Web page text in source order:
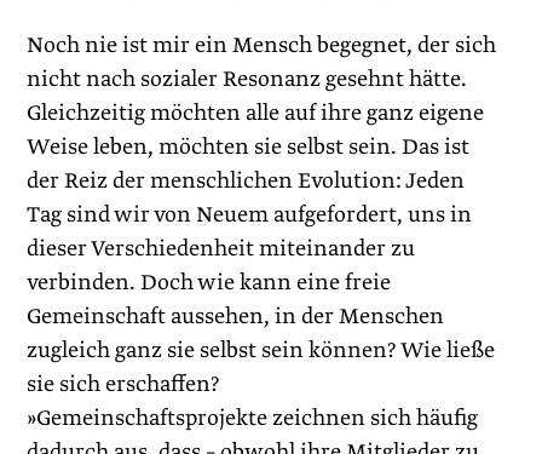
Noch nie ist mir ein Mensch begegnet, der sich
nicht nach sozialer Resonanz gesehnt hätte.
Gleichzeitig möchten alle auf ihre ganz eigene
Weise leben, möchten sie selbst sein. Das ist
der Reiz der menschlichen Evolution: Jeden
Tag sind wir von Neuem aufgefordert, uns in
dieser Verschiedenheit miteinander zu
verbinden. Doch wie kann eine freie
Gemeinschaft aussehen, in der Menschen
zugleich ganz sie selbst sein können? Wie ließe
sie sich erschaffen?
»Gemeinschaftsprojekte zeichnen sich häufig